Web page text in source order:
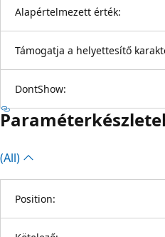
Alapértelmezett érték:
Támogatja a helyettesítő
DontShow:
(All)
Position: